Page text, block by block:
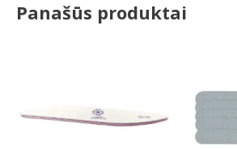
Panašūs produktai